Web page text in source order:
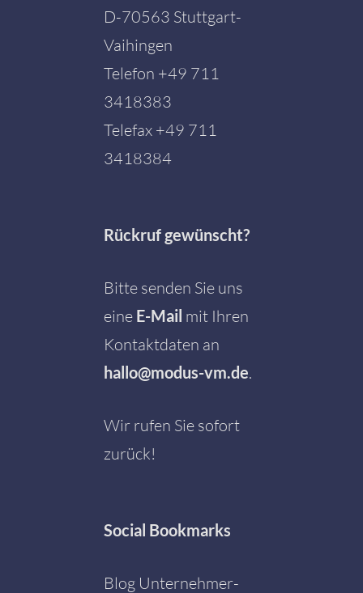
D-70563 Stuttgart-
Vaihingen
Telefon +49 711
3418383
Telefax +49 711
3418384
Rückruf gewünscht?
Bitte senden Sie uns
eine E-Mail mit Ihren
Kontaktdaten an
hallo@modus-vm.de.
Wir rufen Sie sofort
zurück!
Social Bookmarks
Blog Unternehmer-